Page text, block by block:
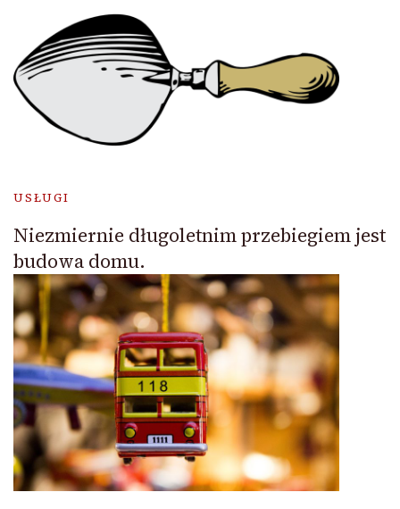
USŁUGI
Niezmiernie długoletnim przebiegiem jest
budowa domu.